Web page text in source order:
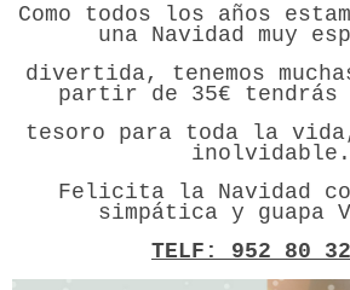
Como todos los años
una Navidad muy
divertida, tenemos
partir de 35€ tendrás
tesoro para toda la
inolvidable.
Felicita la Navidad
simpática y guapa
TELF: 952 80